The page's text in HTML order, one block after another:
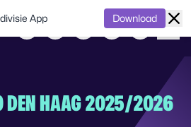
DEN HAAG 2025/2026
App Download